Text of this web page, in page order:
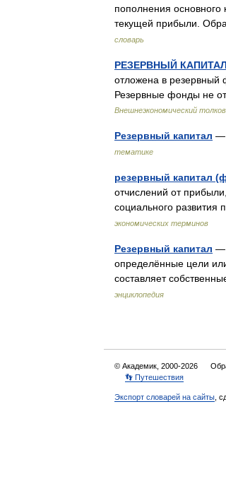
пополнения основного
текущей прибыли.
словарь
РЕЗЕРВНЫЙ КАПИТАЛ
отложена в резервный
Резервные фонды не
Внешнеэкономический
Резервный капитал —
тематике
резервный капитал
отчислений от
социального
экономических терминов
Резервный капитал —
определённые цели
составляет
энциклопедия
© Академик, 2000-2026
👣 Путешествия
Экспорт словарей на сайты ,